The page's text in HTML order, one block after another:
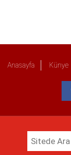
Anasayfa Künye